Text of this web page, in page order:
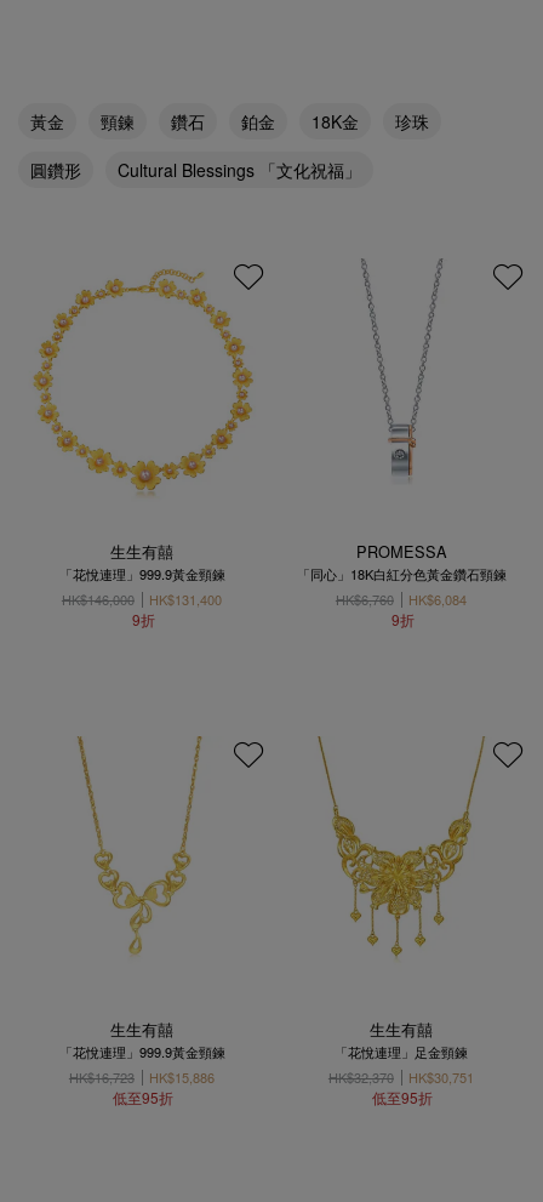
黃金 頸鍊 鑽石 鉑金 18K金
珍珠
圓鑽形
Cultural Blessings 「文化祝福」
生生有囍
「花悅連理」999.9黃金頸鍊
HK$146,000
HK$131,400
9折
PROMESSA
「同心」18K白紅分色黃金鑽石頸鍊
HK$6,760
HK$6,084
9折
生生有囍
「花悅連理」999.9黃金頸鍊
HK$16,723
HK$15,886
低至95折
生生有囍
「花悅連理」足金頸鍊
HK$32,370
HK$30,751
低至95折